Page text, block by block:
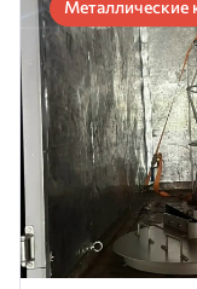
Металлические